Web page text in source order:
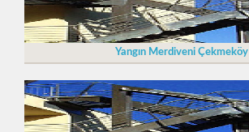
Yangın Merdiveni Çekmeköy